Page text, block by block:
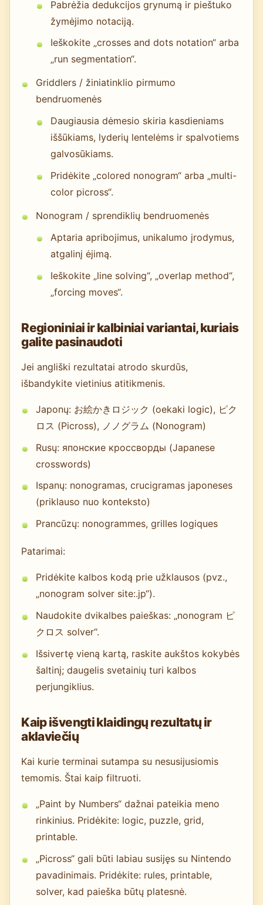
Pabrėžia dedukcijos grynumą ir pieštuko
žymėjimo notaciją.
Ieškokite „crosses and dots notation“ arba
„run segmentation“.
Griddlers / žiniatinklio pirmumo
bendruomenės
Daugiausia dėmesio skiria kasdieniams
iššūkiams, lyderių lentelėms ir spalvotiems
galvosūkiams.
Pridėkite „colored nonogram“ arba „multi-
color picross“.
Nonogram / sprendiklių bendruomenės
Aptaria apribojimus, unikalumo įrodymus,
atgalinį ėjimą.
Ieškokite „line solving“, „overlap method“,
„forcing moves“.
Regioniniai ir kalbiniai variantai, kuriais
galite pasinaudoti
Jei angliški rezultatai atrodo skurdūs,
išbandykite vietinius atitikmenis.
Japonų: お絵かきロジック (oekaki logic), ピク
ロス (Picross), ノノグラム (Nonogram)
Rusų: японские кроссворды (Japanese
crosswords)
Ispanų: nonogramas, crucigramas japoneses
(priklauso nuo konteksto)
Prancūzų: nonogrammes, grilles logiques
Patarimai:
Pridėkite kalbos kodą prie užklausos (pvz.,
„nonogram solver site:.jp“).
Naudokite dvikalbes paieškas: „nonogram ピ
クロス solver“.
Išsivertę vieną kartą, raskite aukštos kokybės
šaltinį; daugelis svetainių turi kalbos
perjungiklius.
Kaip išvengti klaidingų rezultatų ir
aklaviečių
Kai kurie terminai sutampa su nesusijusiomis
temomis. Štai kaip filtruoti.
„Paint by Numbers“ dažnai pateikia meno
rinkinius. Pridėkite: logic, puzzle, grid,
printable.
„Picross“ gali būti labiau susijęs su Nintendo
pavadinimais. Pridėkite: rules, printable,
solver, kad paieška būtų platesnė.